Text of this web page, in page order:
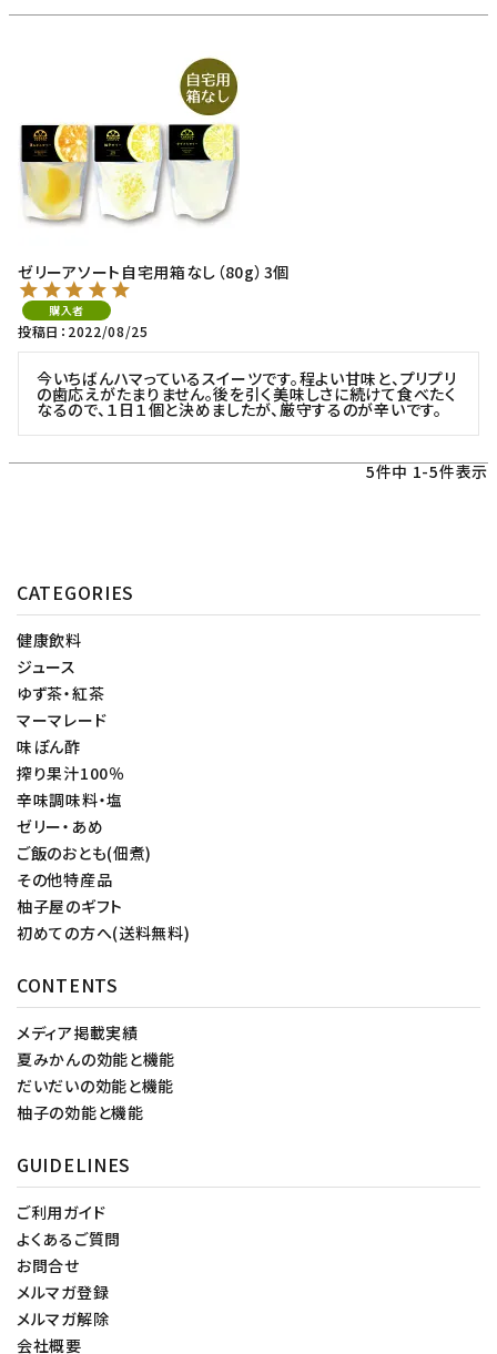
ゼリーアソート自宅用箱なし（80g）3個
購入者
投稿日 2022/08/25
今いちばんハマっているスイーツです。程よい甘味と、プリプリ
の歯応えがたまりません。後を引く美味しさに続けて食べたく
なるので、１日１個と決めましたが、厳守するのが辛いです。
5件中 1-5件表示
CATEGORIES
健康飲料
ジュース
ゆず茶・紅茶
マーマレード
味ぽん酢
搾り果汁100％
辛味調味料・塩
ゼリー・あめ
ご飯のおとも(佃煮)
その他特産品
柚子屋のギフト
初めての方へ(送料無料)
CONTENTS
メディア掲載実績
夏みかんの効能と機能
だいだいの効能と機能
柚子の効能と機能
GUIDELINES
ご利用ガイド
よくあるご質問
お問合せ
メルマガ登録
メルマガ解除
会社概要